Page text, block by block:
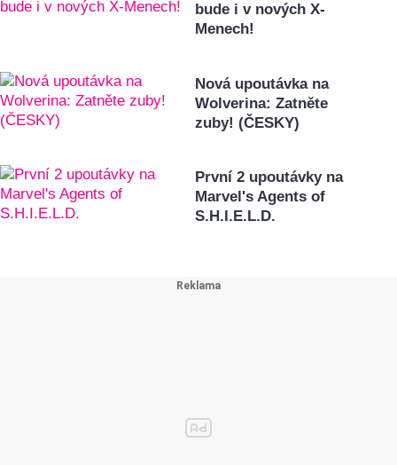
bude i v nových X-
Menech!
Nová upoutávka na
Wolverina: Zatněte
zuby! (ČESKY)
První 2 upoutávky na
Marvel's Agents of
S.H.I.E.L.D.